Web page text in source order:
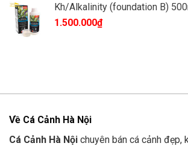
Kh/Alkalinity (foundation B)
1.500.000₫
Về Cá Cảnh Hà Nội
Cá Cảnh Hà Nội chuyên bán cá cảnh đẹp,